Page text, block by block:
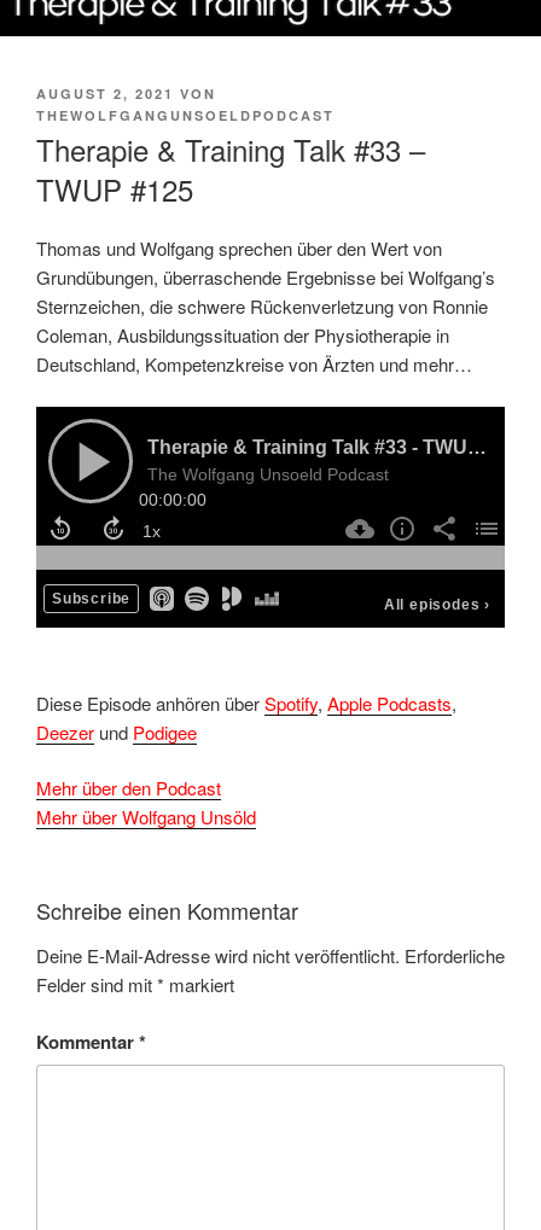
VERÖFFENTLICHT
AM
AUGUST 2, 2021 VON
THEWOLFGANGUNSOELDPODCAST
Therapie & Training Talk #33 –
TWUP #125
Thomas und Wolfgang sprechen über den Wert von
Grundübungen, überraschende Ergebnisse bei Wolfgang’s
Sternzeichen, die schwere Rückenverletzung von Ronnie
Coleman, Ausbildungssituation der Physiotherapie in
Deutschland, Kompetenzkreise von Ärzten und mehr…
Diese Episode anhören überSpotify, Apple Podcasts,
Deezer und Podigee
Mehr über den Podcast
Mehr über Wolfgang Unsöld
Schreibe einen Kommentar
Deine E-Mail-Adresse wird nicht veröffentlicht. Erforderliche
Felder sind mit* markiert
Kommentar*